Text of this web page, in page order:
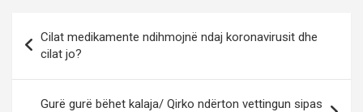
s
Cilat medikamente ndihmojnë ndaj koronavirusit dhe
cilat jo?
Gurë gurë bëhet kalaja/ Qirko ndërton vettingun sipas